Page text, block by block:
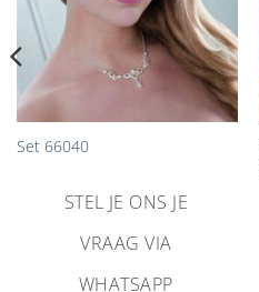
Set 66040
STEL JE ONS JE
VRAAG VIA
WHATSAPP